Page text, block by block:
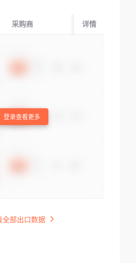
采购商 起运国/地区
详情
登录查看更多
全部出口数据